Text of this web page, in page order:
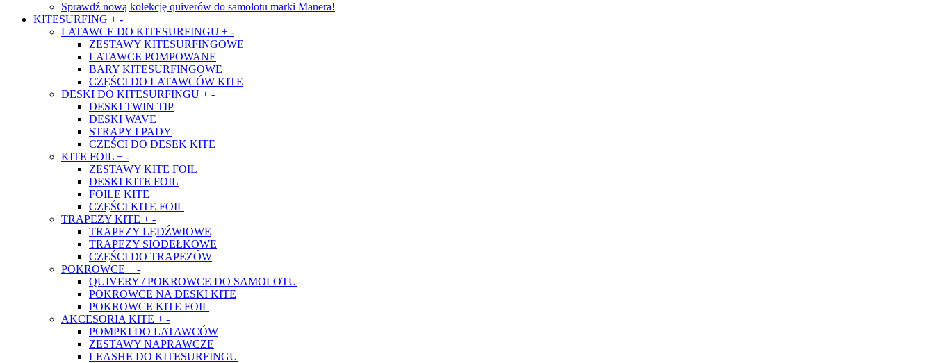
Sprawdź nową kolekcję quiverów do samolotu marki Manera!
KITESURFING + -
LATAWCE DO KITESURFINGU + -
ZESTAWY KITESURFINGOWE
LATAWCE POMPOWANE
BARY KITESURFINGOWE
CZĘŚCI DO LATAWCÓW KITE
DESKI DO KITESURFINGU + -
DESKI TWIN TIP
DESKI WAVE
STRAPY I PADY
CZEŚCI DO DESEK KITE
KITE FOIL + -
ZESTAWY KITE FOIL
DESKI KITE FOIL
FOILE KITE
CZĘŚCI KITE FOIL
TRAPEZY KITE + -
TRAPEZY LĘDŹWIOWE
TRAPEZY SIODEŁKOWE
CZĘŚCI DO TRAPEZÓW
POKROWCE + -
QUIVERY / POKROWCE DO SAMOLOTU
POKROWCE NA DESKI KITE
POKROWCE KITE FOIL
AKCESORIA KITE + -
POMPKI DO LATAWCÓW
ZESTAWY NAPRAWCZE
LEASHE DO KITESURFINGU